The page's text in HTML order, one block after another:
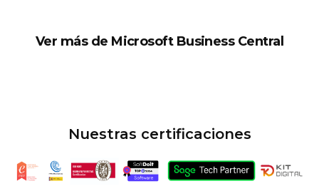
Ver más de Microsoft Business Central
Nuestras certificaciones